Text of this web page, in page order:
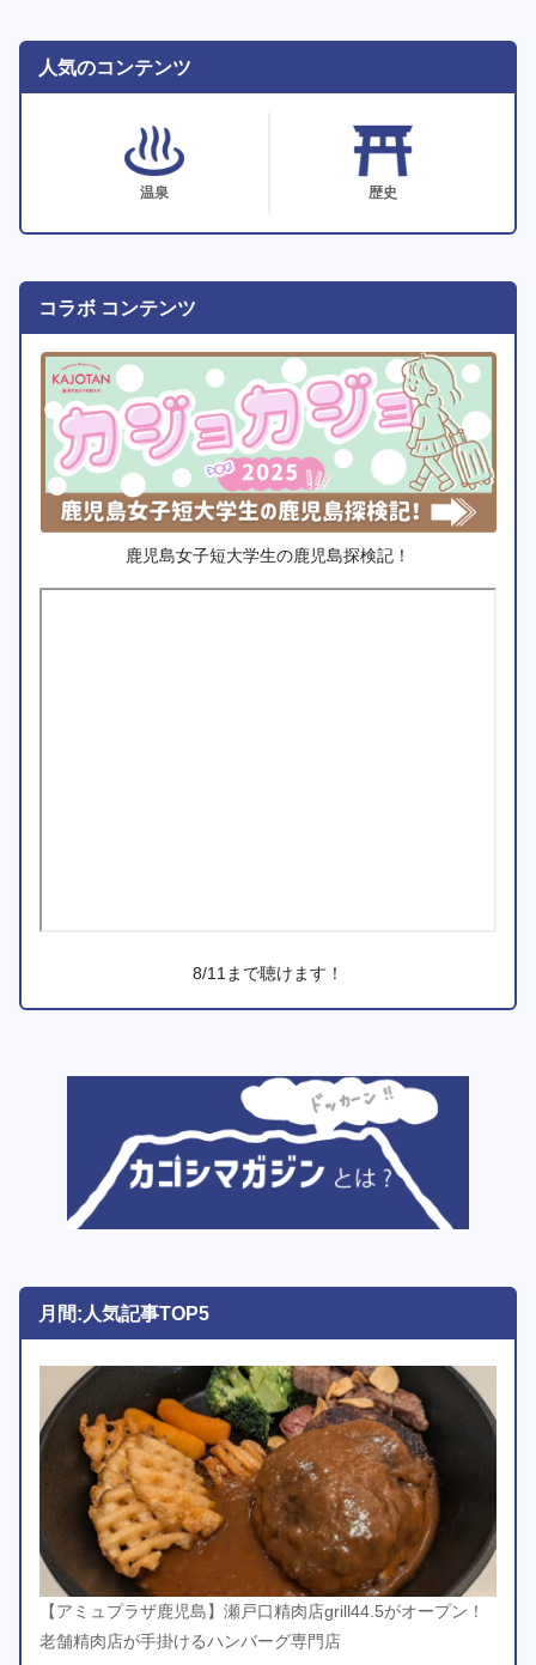
人気のコンテンツ
温泉 歴史
コラボ コンテンツ
鹿児島女子短大学生の鹿児島探検記！
8/11まで聴けます！
月間:人気記事TOP5
【アミュプラザ鹿児島】瀬戸口精肉店grill44.5がオープン！
老舗精肉店が手掛けるハンバーグ専門店